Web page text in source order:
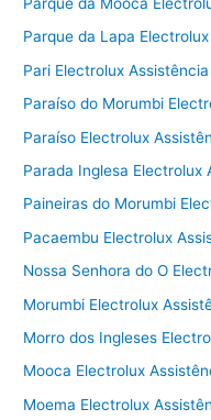
Parque da Lapa
Pari Electrolux
Paraíso do Morumbi
Paraíso Electrolux
Parada Inglesa Electrolux
Paineiras do Morumbi
Pacaembu Electrolux
Nossa Senhora do O
Morumbi Electrolux
Morro dos Ingleses
Mooca Electrolux
Moema Electrolux